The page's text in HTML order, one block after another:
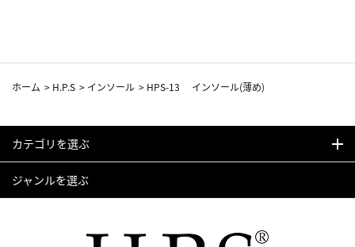
ホーム > H.P.S > インソール > HPS-13 インソール(薄め)
カテゴリを選ぶ
ジャンルを選ぶ